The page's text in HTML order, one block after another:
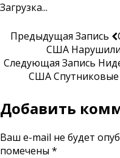
Загрузка...
Предыдущая Запись
США Нарушили
Следующая Запись
США
Добавить
Ваш e-mail не будет
помечены *